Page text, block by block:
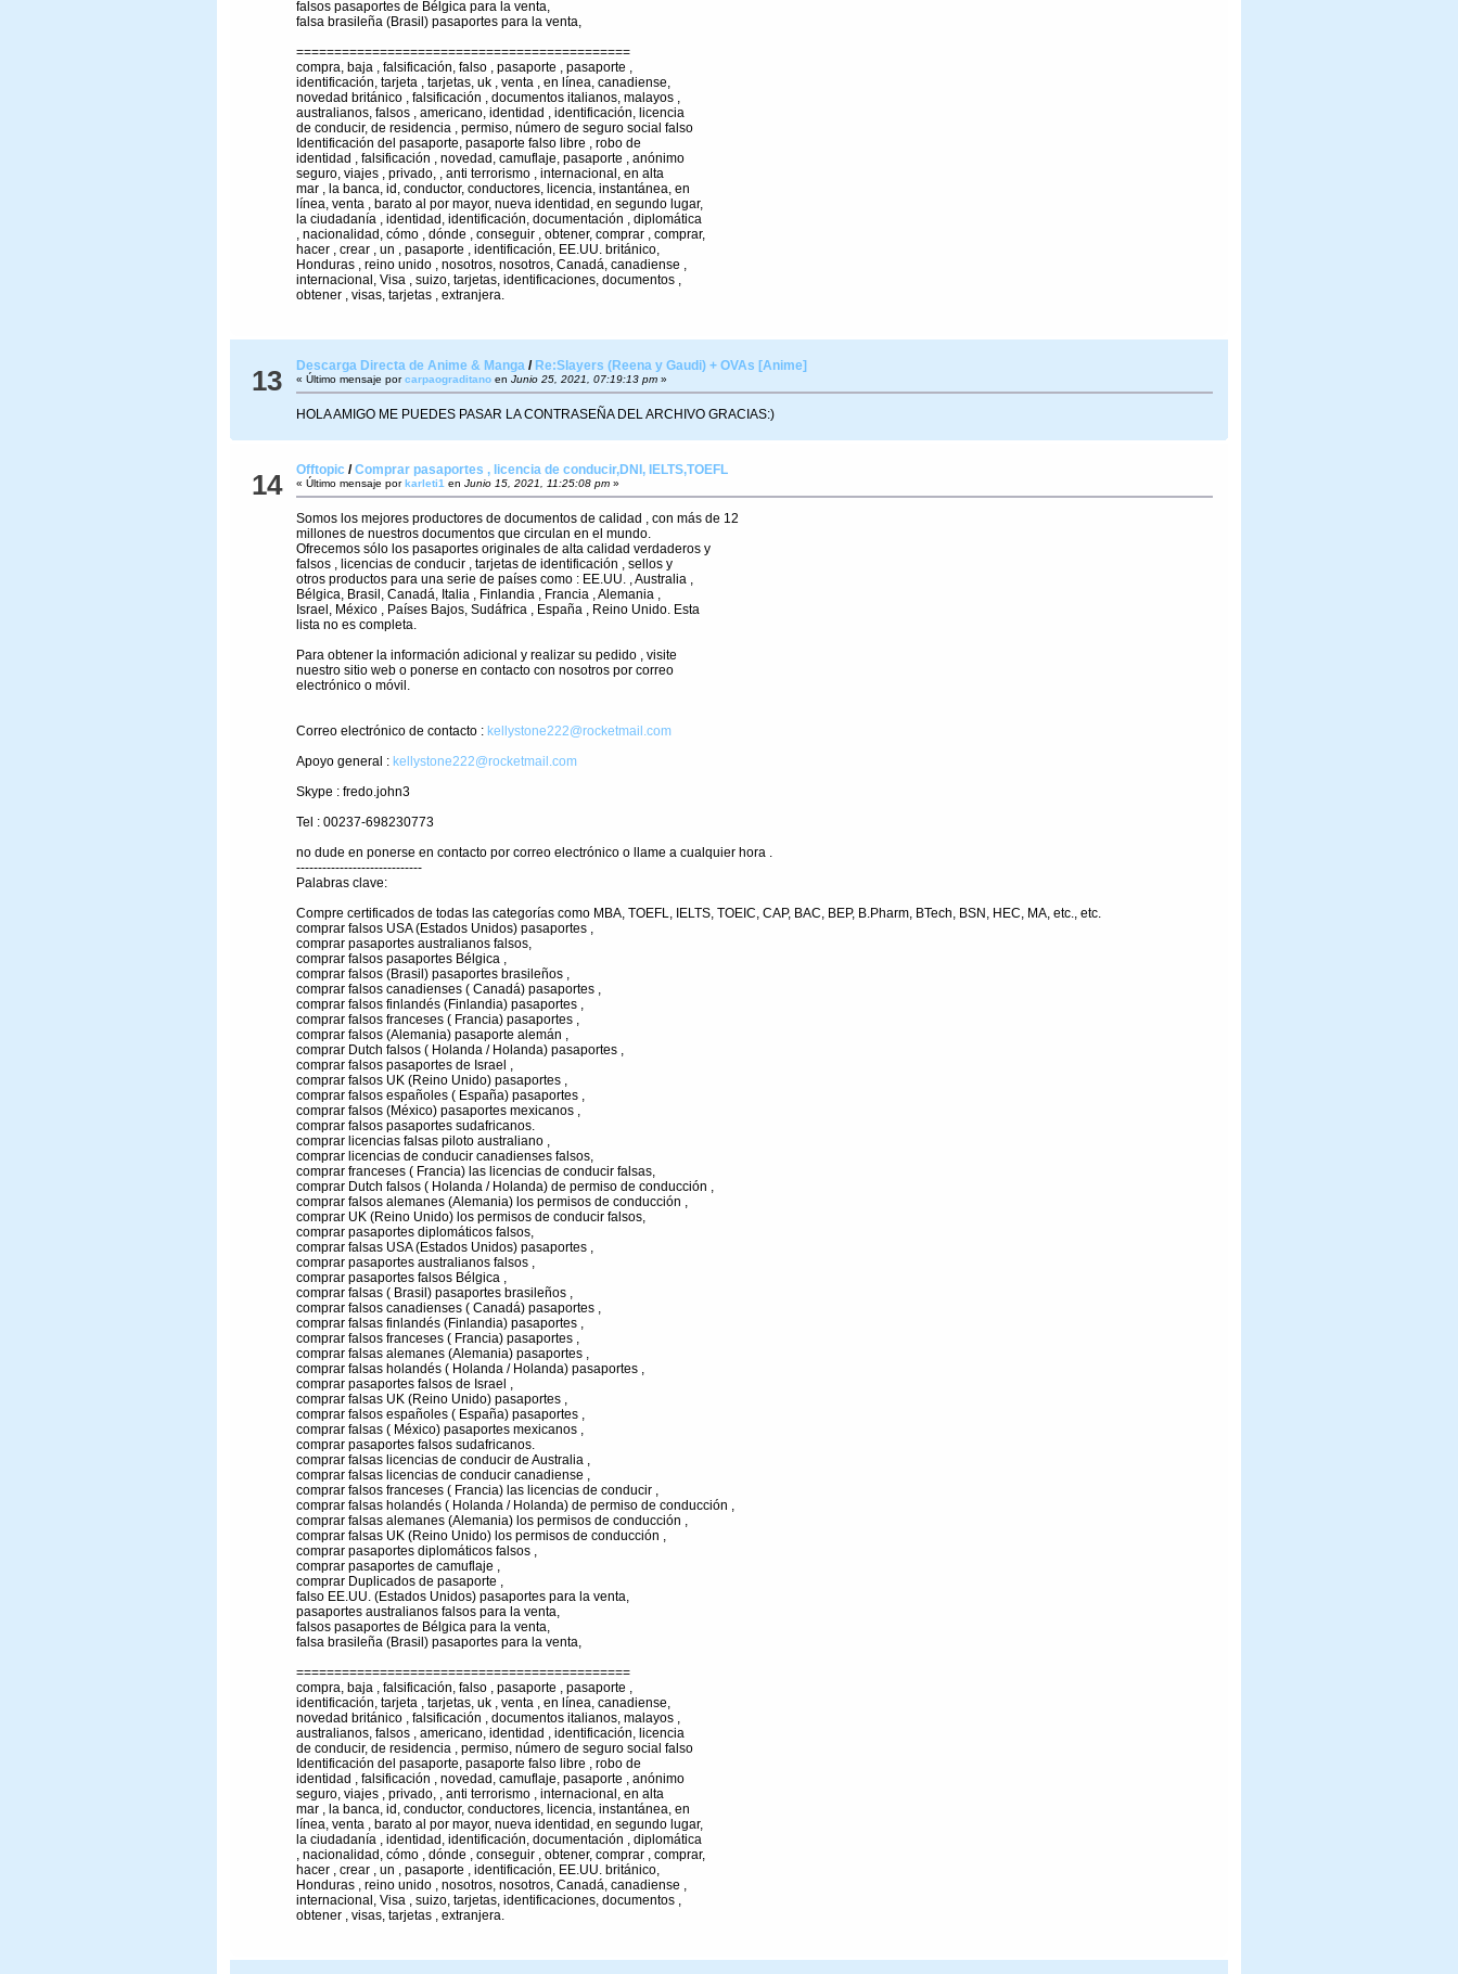
falsos pasaportes de Bélgica para la venta,
falsa brasileña (Brasil) pasaportes para la venta,
============================================
compra, baja , falsificación, falso , pasaporte , pasaporte ,
identificación, tarjeta , tarjetas, uk , venta , en línea, canadiense,
novedad británico , falsificación , documentos italianos, malayos ,
australianos, falsos , americano, identidad , identificación, licencia
de conducir, de residencia , permiso, número de seguro social falso
Identificación del pasaporte, pasaporte falso libre , robo de
identidad , falsificación , novedad, camuflaje, pasaporte , anónimo
seguro, viajes , privado, , anti terrorismo , internacional, en alta
mar , la banca, id, conductor, conductores, licencia, instantánea, en
línea, venta , barato al por mayor, nueva identidad, en segundo lugar,
la ciudadanía , identidad, identificación, documentación , diplomática
, nacionalidad, cómo , dónde , conseguir , obtener, comprar , comprar,
hacer , crear , un , pasaporte , identificación, EE.UU. británico,
Honduras , reino unido , nosotros, nosotros, Canadá, canadiense ,
internacional, Visa , suizo, tarjetas, identificaciones, documentos ,
obtener , visas, tarjetas , extranjera.
13 Descarga Directa de Anime & Manga/ Re:Slayers (Reena y Gaudi) + OVAs [Anime]
« Último mensaje porcarpaograditano en Junio 25, 2021, 07:19:13 pm»
HOLA AMIGO ME PUEDES PASAR LA CONTRASEÑA DEL ARCHIVO GRACIAS:)
14 Offtopic /Comprar pasaportes , licencia de conducir,DNI, IELTS,TOEFL
« Último mensaje porkarleti1 en Junio 15, 2021, 11:25:08 pm»
Somos los mejores productores de documentos de calidad , con más de 12
millones de nuestros documentos que circulan en el mundo.
Ofrecemos sólo los pasaportes originales de alta calidad verdaderos y
falsos , licencias de conducir , tarjetas de identificación , sellos y
otros productos para una serie de países como : EE.UU. , Australia ,
Bélgica, Brasil, Canadá, Italia , Finlandia , Francia , Alemania ,
Israel, México , Países Bajos, Sudáfrica , España , Reino Unido. Esta
lista no es completa.
Para obtener la información adicional y realizar su pedido , visite
nuestro sitio web o ponerse en contacto con nosotros por correo
electrónico o móvil.
Correo electrónico de contacto : kellystone222@rocketmail.com
Apoyo general : kellystone222@rocketmail.com
Skype : fredo.john3
Tel : 00237-698230773
no dude en ponerse en contacto por correo electrónico o llame a cualquier hora .
-----------------------------
Palabras clave:
Compre certificados de todas las categorías como MBA, TOEFL, IELTS, TOEIC, CAP, BAC, BEP, B.Pharm, BTech, BSN, HEC, MA, etc., etc.
comprar falsos USA (Estados Unidos) pasaportes ,
comprar pasaportes australianos falsos,
comprar falsos pasaportes Bélgica ,
comprar falsos (Brasil) pasaportes brasileños ,
comprar falsos canadienses ( Canadá) pasaportes ,
comprar falsos finlandés (Finlandia) pasaportes ,
comprar falsos franceses ( Francia) pasaportes ,
comprar falsos (Alemania) pasaporte alemán ,
comprar Dutch falsos ( Holanda / Holanda) pasaportes ,
comprar falsos pasaportes de Israel ,
comprar falsos UK (Reino Unido) pasaportes ,
comprar falsos españoles ( España) pasaportes ,
comprar falsos (México) pasaportes mexicanos ,
comprar falsos pasaportes sudafricanos.
comprar licencias falsas piloto australiano ,
comprar licencias de conducir canadienses falsos,
comprar franceses ( Francia) las licencias de conducir falsas,
comprar Dutch falsos ( Holanda / Holanda) de permiso de conducción ,
comprar falsos alemanes (Alemania) los permisos de conducción ,
comprar UK (Reino Unido) los permisos de conducir falsos,
comprar pasaportes diplomáticos falsos,
comprar falsas USA (Estados Unidos) pasaportes ,
comprar pasaportes australianos falsos ,
comprar pasaportes falsos Bélgica ,
comprar falsas ( Brasil) pasaportes brasileños ,
comprar falsos canadienses ( Canadá) pasaportes ,
comprar falsas finlandés (Finlandia) pasaportes ,
comprar falsos franceses ( Francia) pasaportes ,
comprar falsas alemanes (Alemania) pasaportes ,
comprar falsas holandés ( Holanda / Holanda) pasaportes ,
comprar pasaportes falsos de Israel ,
comprar falsas UK (Reino Unido) pasaportes ,
comprar falsos españoles ( España) pasaportes ,
comprar falsas ( México) pasaportes mexicanos ,
comprar pasaportes falsos sudafricanos.
comprar falsas licencias de conducir de Australia ,
comprar falsas licencias de conducir canadiense ,
comprar falsos franceses ( Francia) las licencias de conducir ,
comprar falsas holandés ( Holanda / Holanda) de permiso de conducción ,
comprar falsas alemanes (Alemania) los permisos de conducción ,
comprar falsas UK (Reino Unido) los permisos de conducción ,
comprar pasaportes diplomáticos falsos ,
comprar pasaportes de camuflaje ,
comprar Duplicados de pasaporte ,
falso EE.UU. (Estados Unidos) pasaportes para la venta,
pasaportes australianos falsos para la venta,
falsos pasaportes de Bélgica para la venta,
falsa brasileña (Brasil) pasaportes para la venta,
============================================
compra, baja , falsificación, falso , pasaporte , pasaporte ,
identificación, tarjeta , tarjetas, uk , venta , en línea, canadiense,
novedad británico , falsificación , documentos italianos, malayos ,
australianos, falsos , americano, identidad , identificación, licencia
de conducir, de residencia , permiso, número de seguro social falso
Identificación del pasaporte, pasaporte falso libre , robo de
identidad , falsificación , novedad, camuflaje, pasaporte , anónimo
seguro, viajes , privado, , anti terrorismo , internacional, en alta
mar , la banca, id, conductor, conductores, licencia, instantánea, en
línea, venta , barato al por mayor, nueva identidad, en segundo lugar,
la ciudadanía , identidad, identificación, documentación , diplomática
, nacionalidad, cómo , dónde , conseguir , obtener, comprar , comprar,
hacer , crear , un , pasaporte , identificación, EE.UU. británico,
Honduras , reino unido , nosotros, nosotros, Canadá, canadiense ,
internacional, Visa , suizo, tarjetas, identificaciones, documentos ,
obtener , visas, tarjetas , extranjera.